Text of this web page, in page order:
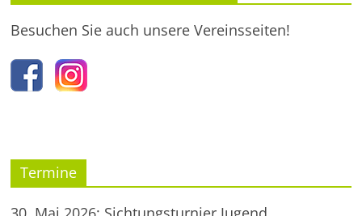
Besuchen Sie auch unsere Vereinsseiten!
Termine